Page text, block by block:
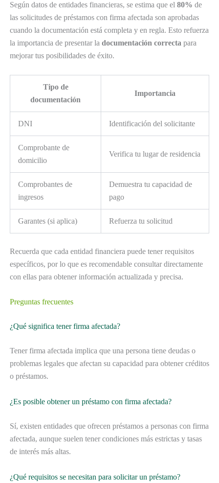
Según datos de entidades financieras, se estima que el 80% de
las solicitudes de préstamos con firma afectada son aprobadas
cuando la documentación está completa y en regla. Esto refuerza
la importancia de presentar la documentación correcta para
mejorar tus posibilidades de éxito.
Tipo de
documentación
Importancia
DNI Identificación del solicitante
Comprobante de
domicilio
Verifica tu lugar de residencia
Comprobantes de
ingresos
Demuestra tu capacidad de
pago
Garantes (si aplica) Refuerza tu solicitud
Recuerda que cada entidad financiera puede tener requisitos
específicos, por lo que es recomendable consultar directamente
con ellas para obtener información actualizada y precisa.
Preguntas frecuentes
¿Qué significa tener firma afectada?
Tener firma afectada implica que una persona tiene deudas o
problemas legales que afectan su capacidad para obtener créditos
o préstamos.
¿Es posible obtener un préstamo con firma afectada?
Sí, existen entidades que ofrecen préstamos a personas con firma
afectada, aunque suelen tener condiciones más estrictas y tasas
de interés más altas.
¿Qué requisitos se necesitan para solicitar un préstamo?